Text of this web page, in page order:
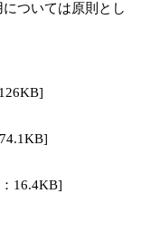
ついては原則とし
16.4KB]